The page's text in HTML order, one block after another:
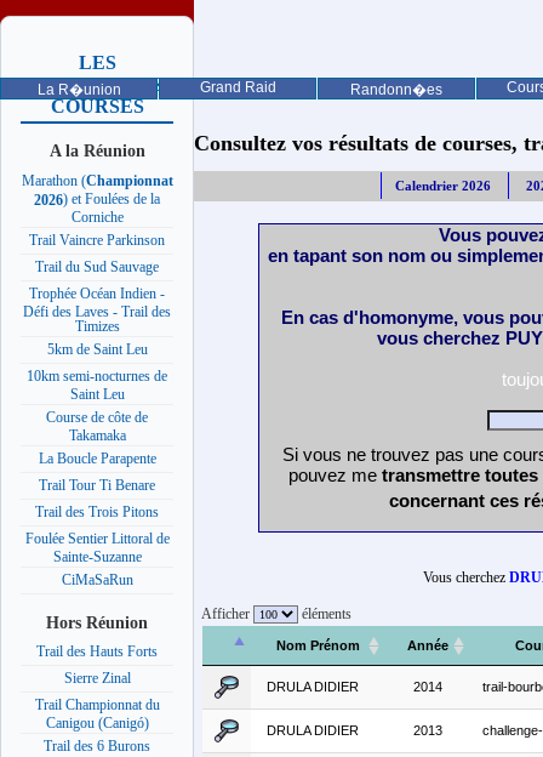
La R�union Grand Raid Randonn�es
LES
PROCHAINES
COURSES
A la Réunion
Marathon (Championnat
2026) et Foulées de la
Corniche
Trail Vaincre Parkinson
Trail du Sud Sauvage
Trophée Océan Indien -
Défi des Laves - Trail des
Timizes
5km de Saint Leu
10km semi-nocturnes de
Saint Leu
Course de côte de
Takamaka
La Boucle Parapente
Trail Tour Ti Benare
Trail des Trois Pitons
Foulée Sentier Littoral de
Sainte-Suzanne
CiMaSaRun
Hors Réunion
Trail des Hauts Forts
Sierre Zinal
Trail Championnat du
Canigou (Canigó)
Trail des 6 Burons
Consultez vos résultats de courses,
Calendrier 2026
Vous
en tapant son nom ou
En cas d'homonyme, vous
vous cherchez
Si vous ne trouvez pas une
pouvez me transmettre
concernant ces
Vous cherchez
Afficher éléments
Nom Prénom Année
DRULA DIDIER 2014 trail-
DRULA DIDIER 2013